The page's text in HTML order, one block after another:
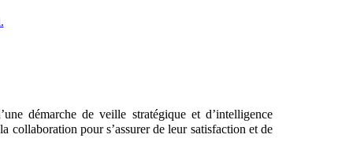
démarche de veille stratégique et d’intelligence
collaboration pour s’assurer de leur satisfaction et de